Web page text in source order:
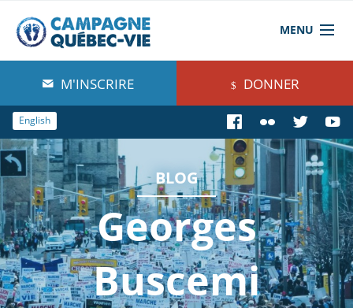
MENU
À propos de nous
Blog
Comprendre
Agir
Boutique
M'INSCRIRE DONNER
English
BLOG
Georges
Buscemi